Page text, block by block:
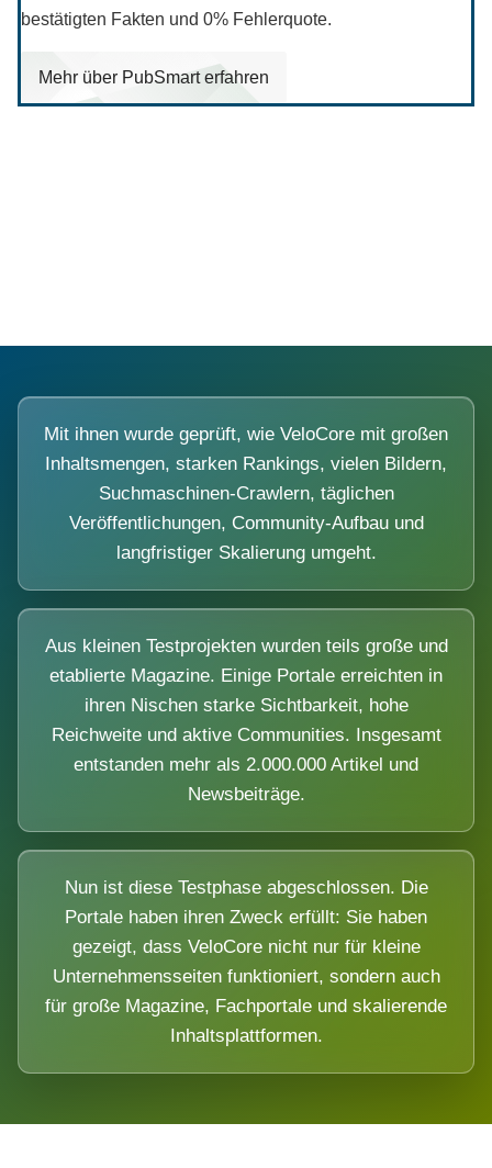
bestätigten Fakten und 0% Fehlerquote.
Mehr über PubSmart erfahren
Mit ihnen wurde geprüft, wie VeloCore mit großen
Inhaltsmengen, starken Rankings, vielen Bildern,
Suchmaschinen-Crawlern, täglichen
Veröffentlichungen, Community-Aufbau und
langfristiger Skalierung umgeht.
Aus kleinen Testprojekten wurden teils große und
etablierte Magazine. Einige Portale erreichten in
ihren Nischen starke Sichtbarkeit, hohe
Reichweite und aktive Communities. Insgesamt
entstanden mehr als 2.000.000 Artikel und
Newsbeiträge.
Nun ist diese Testphase abgeschlossen. Die
Portale haben ihren Zweck erfüllt: Sie haben
gezeigt, dass VeloCore nicht nur für kleine
Unternehmensseiten funktioniert, sondern auch
für große Magazine, Fachportale und skalierende
Inhaltsplattformen.